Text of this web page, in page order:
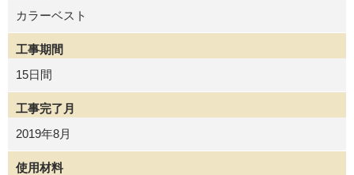
カラーベスト
工事期間
15日間
工事完了月
2019年8月
使用材料